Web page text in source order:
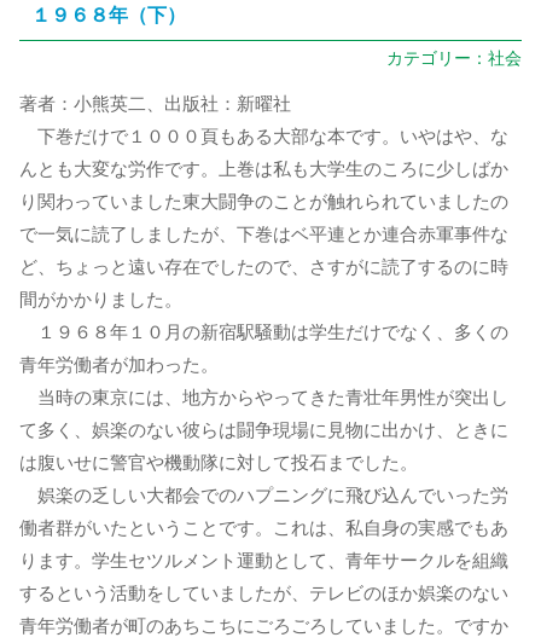
１９６８年（下）
カテゴリー： 社会
著者：小熊英二、出版社：新曜社
下巻だけで１０００頁もある大部な本です。いやはや、な
んとも大変な労作です。上巻は私も大学生のころに少しばか
り関わっていました東大闘争のことが触れられていましたの
で一気に読了しましたが、下巻はベ平連とか連合赤軍事件な
ど、ちょっと遠い存在でしたので、さすがに読了するのに時
間がかかりました。
１９６８年１０月の新宿駅騒動は学生だけでなく、多くの
青年労働者が加わった。
当時の東京には、地方からやってきた青壮年男性が突出し
て多く、娯楽のない彼らは闘争現場に見物に出かけ、ときに
は腹いせに警官や機動隊に対して投石までした。
娯楽の乏しい大都会でのハプニングに飛び込んでいった労
働者群がいたということです。これは、私自身の実感でもあ
ります。学生セツルメント運動として、青年サークルを組織
するという活動をしていましたが、テレビのほか娯楽のない
青年労働者が町のあちこちにごろごろしていました。ですか